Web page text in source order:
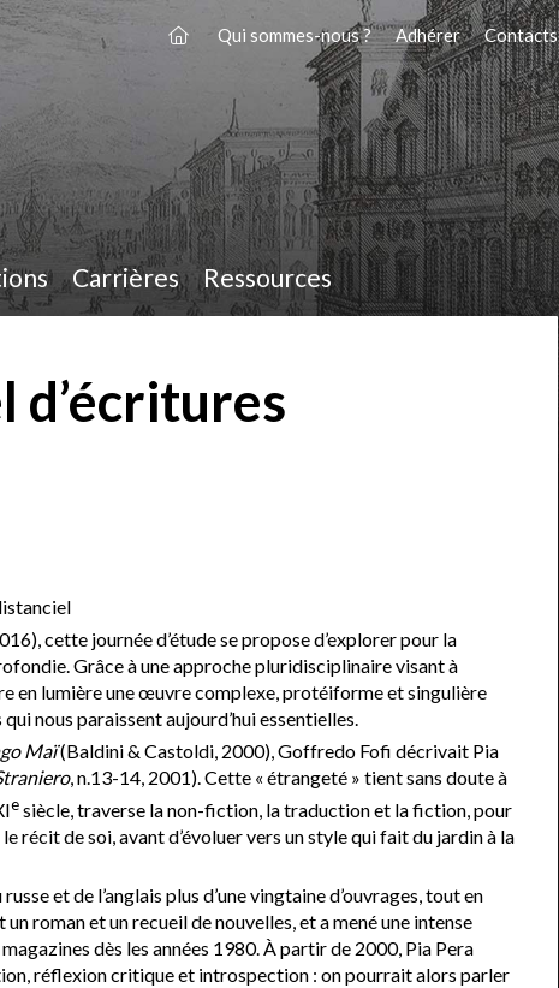
Qui sommes-nous ? Adhérer Contacts
Carrières Ressources
d’écritures
cette journée d’étude se propose d’explorer pour la
Grâce à une approche pluridisciplinaire visant à
en lumière une œuvre complexe, protéiforme et singulière
nous paraissent aujourd’hui essentielles.
Maï(Baldini & Castoldi, 2000), Goffredo Fofi décrivait Pia
, n.13-14, 2001). Cette « étrangeté » tient sans doute à
esiècle, traverse la non-fiction, la traduction et la fiction, pour
récit de soi, avant d’évoluer vers un style qui fait du jardin à la
et de l’anglais plus d’une vingtaine d’ouvrages, tout en
roman et un recueil de nouvelles, et a mené une intense
dès les années 1980. À partir de 2000, Pia Pera
réflexion critique et introspection : on pourrait alors parler